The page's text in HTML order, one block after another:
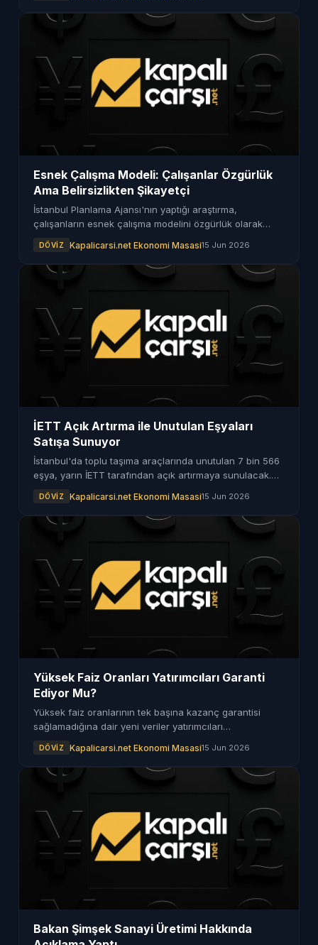
Esnek Çalışma Modeli: Çalışanlar Özgürlük
Ama Belirsizlikten Şikayetçi
İstanbul Planlama Ajansı'nın yaptığı araştırma,
çalışanların esnek çalışma modelini özgürlük olarak
olduklarını ortaya koydu.
DÖVIZ Kapalicarsi.net Ekonomi Masasi15 Jun 2026
İETT Açık Artırma ile Unutulan Eşyaları
Satışa Sunuyor
İstanbul'da toplu taşıma araçlarında unutulan 7 bin 566
eşya, yarın İETT tarafından açık artırmaya sunulacak.
DÖVIZ Kapalicarsi.net Ekonomi Masasi15 Jun 2026
Yüksek Faiz Oranları Yatırımcıları Garanti
Ediyor Mu?
Yüksek faiz oranlarının tek başına kazanç garantisi
sağlamadığına dair yeni veriler yatırımcıları
devreye giriyor.
DÖVIZ Kapalicarsi.net Ekonomi Masasi15 Jun 2026
Bakan Şimşek Sanayi Üretimi Hakkında